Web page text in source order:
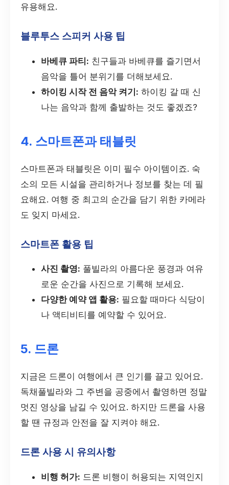
유용해요.
블루투스 스피커 사용 팁
바베큐 파티: 친구들과 바베큐를 즐기면서
음악을 틀어 분위기를 더해보세요.
하이킹 시작 전 음악 켜기: 하이킹 갈 때 신
나는 음악과 함께 출발하는 것도 좋겠죠?
4. 스마트폰과 태블릿
스마트폰과 태블릿은 이미 필수 아이템이죠. 숙
소의 모든 시설을 관리하거나 정보를 찾는 데 필
요해요. 여행 중 최고의 순간을 담기 위한 카메라
도 잊지 마세요.
스마트폰 활용 팁
사진 촬영: 풀빌라의 아름다운 풍경과 여유
로운 순간을 사진으로 기록해 보세요.
다양한 예약 앱 활용: 필요할 때마다 식당이
나 액티비티를 예약할 수 있어요.
5. 드론
지금은 드론이 여행에서 큰 인기를 끌고 있어요.
독채풀빌라와 그 주변을 공중에서 촬영하면 정말
멋진 영상을 남길 수 있어요. 하지만 드론을 사용
할 땐 규정과 안전을 잘 지켜야 해요.
드론 사용 시 유의사항
비행 허가: 드론 비행이 허용되는 지역인지